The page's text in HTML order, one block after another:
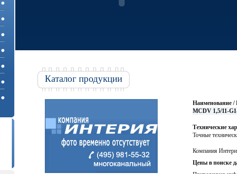
Каталог продукции
Наименование /
MCDV 1,5/11-
Технические
Точные
Компания
Цены в поиске